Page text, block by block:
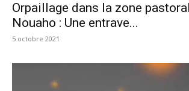
Orpaillage dans la zone
Nouaho : Une entrave...
5 octobre 2021